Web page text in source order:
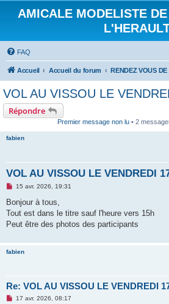
AMICALE MODELISTE
FAQ
Accueil Accueil du forum RENDEZ VOUS DE
VOL AU VISSOU LE
Répondre
Premier message non lu • 2
fabien
VOL AU VISSOU LE VENDREDI
M
s
a
g
o
n
15 avr. 2026, 19:31
Bonjour à tous,
Tout est dans le titre sauf l'heure vers 15h
Peut être des photos des participants
fabien
Re: VOL AU VISSOU LE VENDREDI
M17 avr. 2026, 08:17